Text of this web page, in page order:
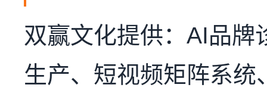
双赢文化提供：AI品牌
生产、短视频矩阵系